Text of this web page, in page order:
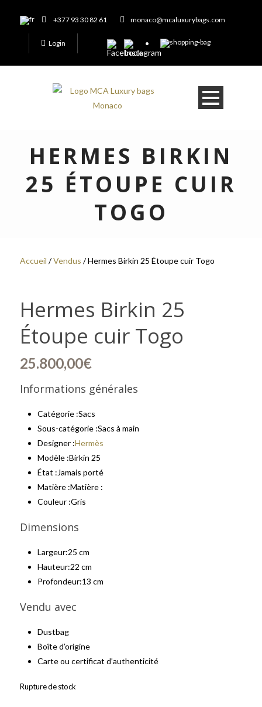
+377 93 30 82 61 monaco@mcaluxurybags.com
Login
HERMES BIRKIN
25 ÉTOUPE CUIR
TOGO
Accueil /Vendus / Hermes Birkin 25 Étoupe cuir Togo
Hermes Birkin 25
Étoupe cuir Togo
25.800,00€
Informations générales
Catégorie :Sacs
Sous-catégorie :Sacs à main
Designer :Hermès
Modèle :Birkin 25
État :Jamais porté
Matière :Matière :
Couleur :Gris
Dimensions
Largeur:25 cm
Hauteur:22 cm
Profondeur:13 cm
Vendu avec
Dustbag
Boîte d’origine
Carte ou certificat d’authenticité
Rupture de stock